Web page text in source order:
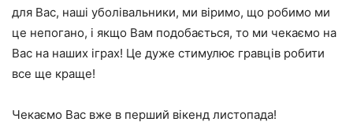
для Вас, наші уболівальники, ми віримо, що робимо ми
це непогано, і якщо Вам подобається, то ми чекаємо на
Вас на наших іграх! Це дуже стимулює гравців робити
все ще краще!
Чекаємо Вас вже в перший вікенд листопада!